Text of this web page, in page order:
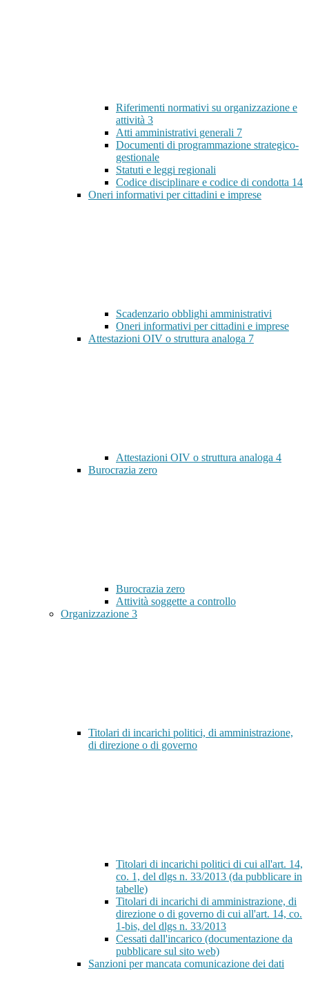
Riferimenti normativi su organizzazione e
attività 3
Atti amministrativi generali 7
Documenti di programmazione strategico-
gestionale
Statuti e leggi regionali
Codice disciplinare e codice di condotta 14
Oneri informativi per cittadini e imprese
Scadenzario obblighi amministrativi
Oneri informativi per cittadini e imprese
Attestazioni OIV o struttura analoga 7
Attestazioni OIV o struttura analoga 4
Burocrazia zero
Burocrazia zero
Attività soggette a controllo
Organizzazione 3
Titolari di incarichi politici, di amministrazione,
di direzione o di governo
Titolari di incarichi politici di cui all'art. 14,
co. 1, del dlgs n. 33/2013 (da pubblicare in
tabelle)
Titolari di incarichi di amministrazione, di
direzione o di governo di cui all'art. 14, co.
1-bis, del dlgs n. 33/2013
Cessati dall'incarico (documentazione da
pubblicare sul sito web)
Sanzioni per mancata comunicazione dei dati